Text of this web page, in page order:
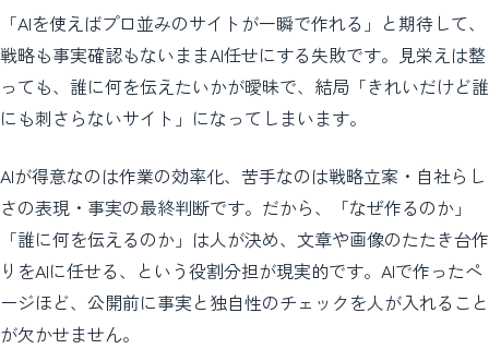
「AIを使えばプロ並みのサイトが一瞬で作れる」と期待して、
戦略も事実確認もないままAI任せにする失敗です。見栄えは整
っても、誰に何を伝えたいかが曖昧で、結局「きれいだけど誰
にも刺さらないサイト」になってしまいます。
AIが得意なのは作業の効率化、苦手なのは戦略立案・自社らし
さの表現・事実の最終判断です。だから、「なぜ作るのか」
「誰に何を伝えるのか」は人が決め、文章や画像のたたき台作
りをAIに任せる、という役割分担が現実的です。AIで作ったペ
ージほど、公開前に事実と独自性のチェックを人が入れること
が欠かせません。